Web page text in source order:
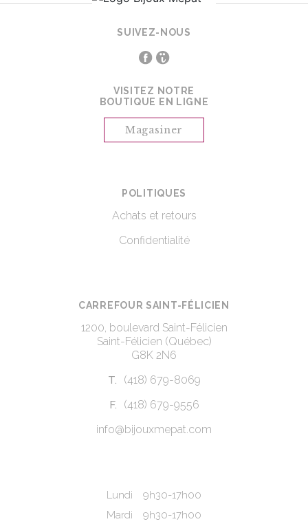
SUIVEZ-NOUS
VISITEZ NOTRE
BOUTIQUE EN LIGNE
Magasiner
POLITIQUES
Achats et retours
Confidentialité
CARREFOUR SAINT-FÉLICIEN
1200, boulevard Saint-Félicien
Saint-Félicien (Québec)
G8K 2N6
T. (418) 679-8069
F.
(418) 679-9556
info@bijouxmepat.com
Lundi
9h30-17h00
Mardi
9h30-17h00